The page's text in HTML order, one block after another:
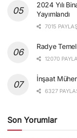
2024 Yılı
Yayımlandı
7015
Radye
12070
İnşaat
6327
Son Yorumlar